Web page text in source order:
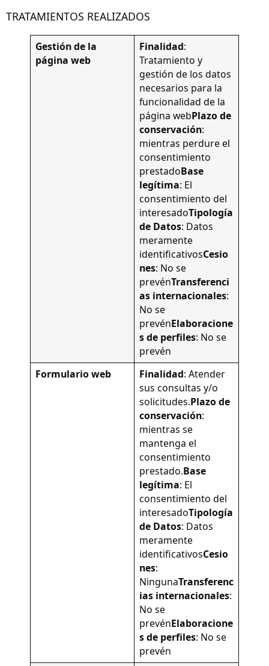
TRATAMIENTOS REALIZADOS
Gestión de la
página web
Finalidad:
Tratamiento y
gestión de los datos
necesarios para la
funcionalidad de la
página webPlazo de
conservación:
mientras perdure el
consentimiento
prestadoBase
legítima: El
consentimiento del
interesadoTipología
de Datos: Datos
meramente
identificativosCesio
nes: No se
prevénTransferenci
as internacionales:
No se
prevénElaboracione
s de perfiles: No se
prevén
Formulario web
Finalidad: Atender
sus consultas y/o
solicitudes.Plazo de
conservación:
mientras se
mantenga el
consentimiento
prestado.Base
legítima: El
consentimiento del
interesadoTipología
de Datos: Datos
meramente
identificativosCesio
nes:
NingunaTransferenc
ias internacionales:
No se
prevénElaboracione
s de perfiles: No se
prevén